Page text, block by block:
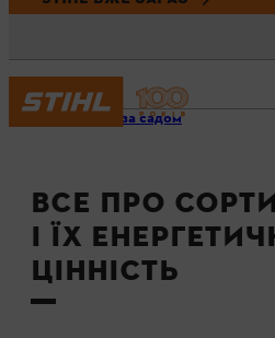
Догляд за садом
ВСЕ ПРО
І ЇХ
ЦІННІСТЬ